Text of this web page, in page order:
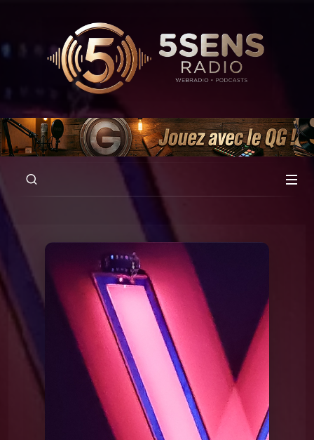
Le Poing G
Le Point G 20 - Les loves rooms
Le Poing G Le Point G 20 - Les loves rooms